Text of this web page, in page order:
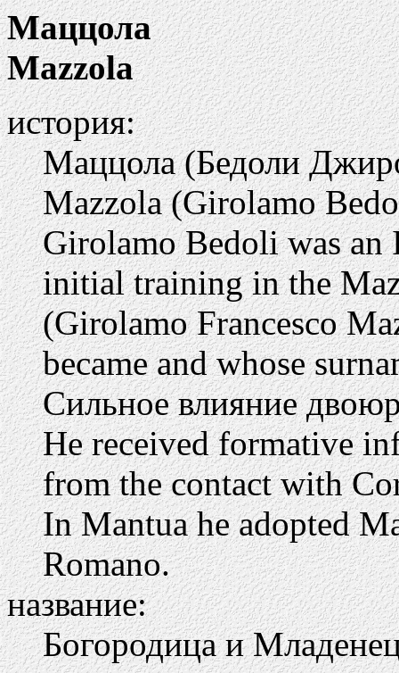
Маццола
Mazzola
история:
Маццола (Бедоли
Mazzola (Girolamo
Girolamo Bedoli was an
initial training in the
(Girolamo Francesco
became and whose
Сильное влияние
He received formative
from the contact with
In Mantua he adopted
Romano.
название:
Богородица и